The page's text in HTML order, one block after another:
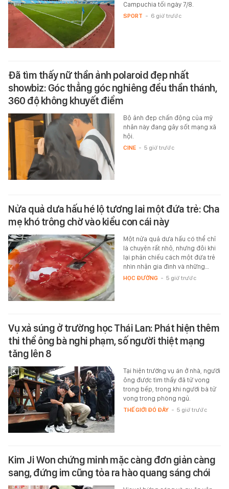
Campuchia tối ngày 7/8.
SPORT - 6 giờ trước
Đã tìm thấy nữ thần ảnh polaroid đẹp nhất
showbiz: Góc thẳng góc nghiêng đều thần thánh,
360 độ không khuyết điểm
Bộ ảnh đẹp chấn động của mỹ
nhân này đang gây sốt mạng xã
hội.
CINE - 5 giờ trước
Nửa quả dưa hấu hé lộ tương lai một đứa trẻ: Cha
mẹ khó trông chờ vào kiểu con cái này
Một nửa quả dưa hấu có thể chỉ
là chuyện rất nhỏ, nhưng đôi khi
lại phản chiếu cách một đứa trẻ
nhìn nhận gia đình và những…
HỌC ĐƯỜNG - 5 giờ trước
Vụ xả súng ở trường học Thái Lan: Phát hiện thêm
thi thể ông bà nghi phạm, số người thiệt mạng
tăng lên 8
Tại hiện trường vụ án ở nhà, người
ông được tìm thấy đã tử vong
trong bếp, trong khi người bà tử
vong trong phòng ngủ.
THẾ GIỚI ĐÓ ĐÂY - 5 giờ trước
Kim Ji Won chứng minh mặc càng đơn giản càng
sang, đứng im cũng tỏa ra hào quang sáng chói